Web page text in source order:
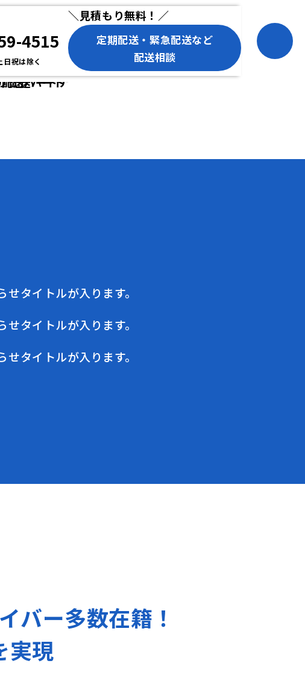
4515
祝は除く
＼見積もり無料！／
定期配送・緊急配送など
配送相談
送パートナ
配送パート
タイトルが入ります。
タイトルが入ります。
タイトルが入ります。
バー多数在籍！
実現